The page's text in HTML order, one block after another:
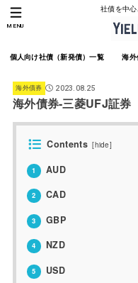
社債を中
個人向け社債（新発債）一覧 海
MENU
海外債券 2023.08.25
海外債券-三菱UFJ証券
Contents [hide]
1 AUD
2 CAD
3 GBP
4 NZD
5 USD